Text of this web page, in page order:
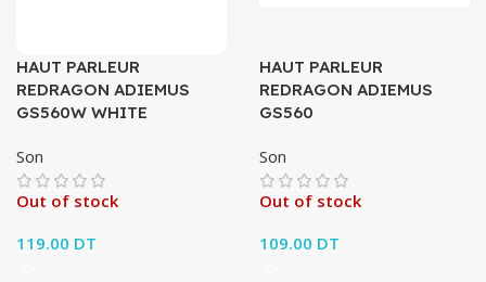
HAUT PARLEUR
REDRAGON ADIEMUS
GS560W WHITE
Son
Out of stock
119.00 DT
HAUT PARLEUR
REDRAGON ADIEMUS
GS560
Son
Out of stock
109.00 DT